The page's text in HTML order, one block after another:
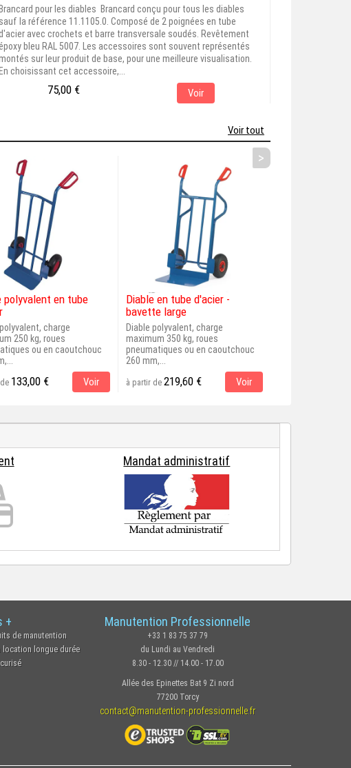
Brancard pour les diables Brancard conçu pour tous les diables
sauf la référence 11.1105.0. Composé de 2 poignées en tube
avec crochets et barre transversale soudés. Revêtement
bleu RAL 5007. Les accessoires sont souvent représentés
sur leur produit de base, pour une meilleure visualisation.
En choisissant cet accessoire,...
75,00 € Voir
Voir tout
>
polyvalent en tube
charge
250 kg, roues
ou en caoutchouc
133,00 € Voir
Diable en tube d'acier -
bavette large
Diable polyvalent, charge
maximum 350 kg, roues
pneumatiques ou en caoutchouc
260 mm,...
à partir de219,60 € Voir
Mandat administratif
+
de manutention
location longue durée
Manutention Professionnelle
+33 1 83 75 37 79
du Lundi au Vendredi
8.30 - 12.30 // 14.00 - 17.00
Allée des Epinettes Bat 9 Zi nord
77200 Torcy
contact@manutention-professionnelle.fr